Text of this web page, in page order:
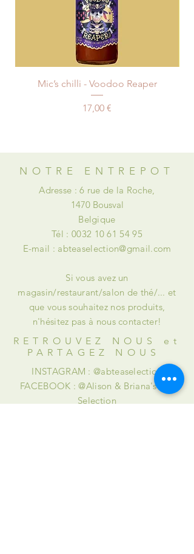
traitée dans un délais pouvant varier
de 3 à 8 jours (sauf cas
exceptionnel) suivant la
confirmation de votre commande.
Les retards de livraison ne peuvent
versement de dommages et intérêts
Mic’s chilli - Voodoo Reaper
Preis
17,00 €
NOTRE ENTREPOT
Adresse : 6 rue de la Roche,
1470 Bousval
Belgique
Tél : 0032 10 61 54 95
E-mail : abteaselection@gmail.com
Si vous avez un
magasin/restaurant/salon de thé/... et
que vous souhaitez nos produits,
n'hésitez pas à nous contacter!
RETROUVEZ NOUS et
PARTAGEZ NOUS
INSTAGRAM : @abteaselection
FACEBOOK : @Alison & Briana's Tea
Selection